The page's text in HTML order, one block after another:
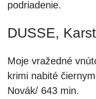
podriadenie.
DUSSE,
Moje vražedné
krimi nabité
Novák/ 643 min.